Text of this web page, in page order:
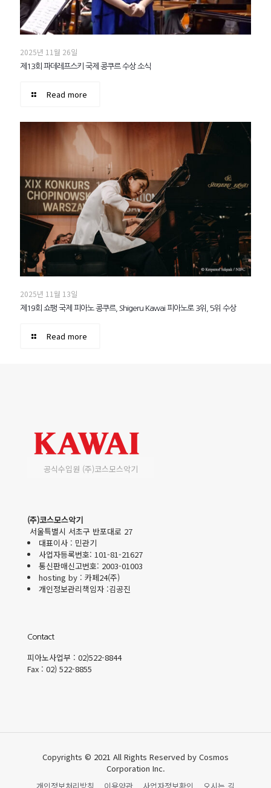
2025년 11월 26일
제13회 파데레프스키 국제 콩쿠르 수상 소식
Read more
2025년 11월 13일
제19회 쇼팽 국제 피아노 콩쿠르, Shigeru Kawai 피아노로 3위, 5위 수상
Read more
공식수입원 (주)코스모스악기
(주)코스모스악기
서울특별시 서초구 반포대로 27
대표이사 : 민관기
사업자등록번호: 101-81-21627
통신판매신고번호: 2003-01003
hosting by : 카페24(주)
개인정보관리책임자 :김공진
Contact
피아노사업부 : 02)522-8844
Fax : 02) 522-8855
Copyrights © 2021 All Rights Reserved by Cosmos
Corporation Inc.
개인정보처리방침
이용약관 사업자정보확인 오시는 길